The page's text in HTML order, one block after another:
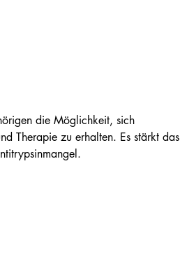
die Möglichkeit, sich
Therapie zu erhalten. Es stärkt das